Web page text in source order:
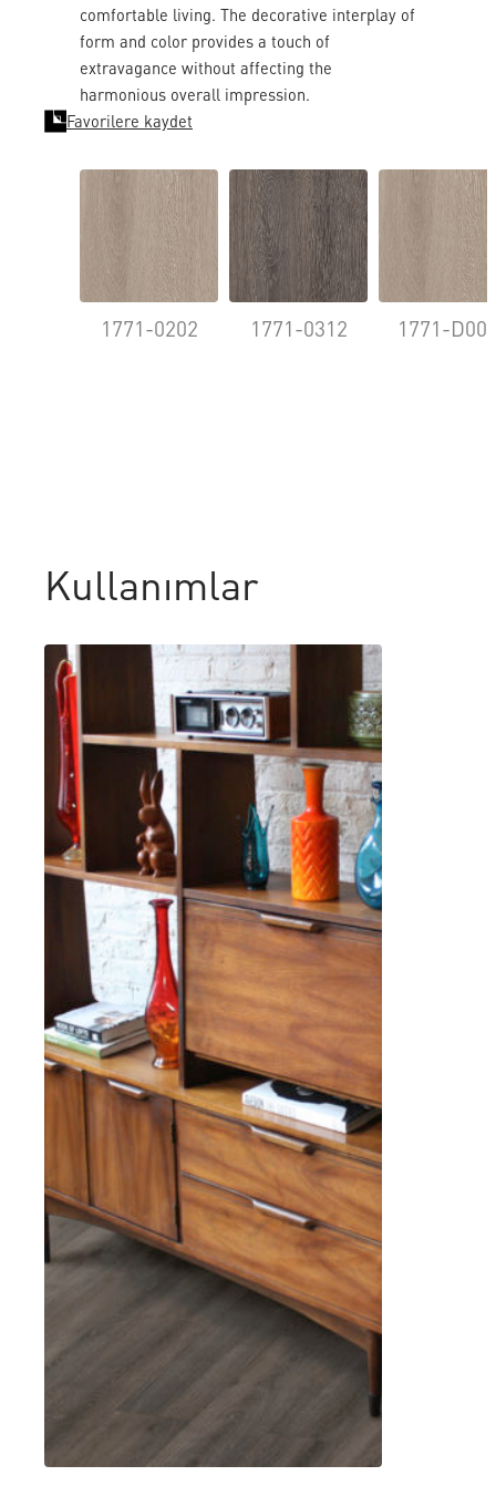
comfortable living. The decorative interplay of
form and color provides a touch of
extravagance without affecting the
harmonious overall impression.
Favorilere kaydet
1771-0202 1771-0312 1771-
Kullanımlar